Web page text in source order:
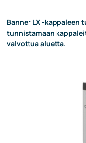
Banner LX -
tunnistamaan
valvottua aluetta.